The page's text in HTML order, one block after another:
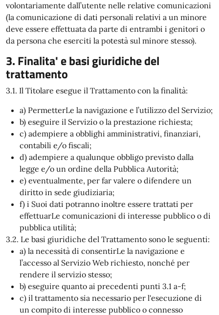
volontariamente dall’utente nelle relative comunicazioni
(la comunicazione di dati personali relativi a un minore
deve essere effettuata da parte di entrambi i genitori o
da persona che eserciti la potestà sul minore stesso).
3. Finalita' e basi giuridiche del
trattamento
3.1. Il Titolare esegue il Trattamento con la finalità:
a) PermetterLe la navigazione e l’utilizzo del Servizio;
b) eseguire il Servizio o la prestazione richiesta;
c) adempiere a obblighi amministrativi, finanziari,
contabili e/o fiscali;
d) adempiere a qualunque obbligo previsto dalla
legge e/o un ordine della Pubblica Autorità;
e) eventualmente, per far valere o difendere un
diritto in sede giudiziaria;
f) i Suoi dati potranno inoltre essere trattati per
effettuarLe comunicazioni di interesse pubblico o di
pubblica utilità;
3.2. Le basi giuridiche del Trattamento sono le seguenti:
a) la necessità di consentirLe la navigazione e
l’accesso al Servizio Web richiesto, nonché per
rendere il servizio stesso;
b) eseguire quanto ai precedenti punti 3.1 a-f;
c) il trattamento sia necessario per l'esecuzione di
un compito di interesse pubblico o connesso